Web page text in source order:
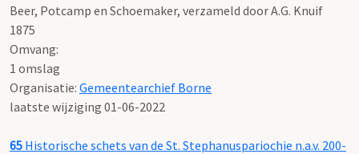
Beer, Potcamp en Schoemaker, verzameld door A.G. Knuif
1875
Omvang:
1 omslag
Organisatie: Gemeentearchief Borne
laatste wijziging 01-06-2022
65 Historische schets van de St. Stephanuspariochie n.a.v. 200-